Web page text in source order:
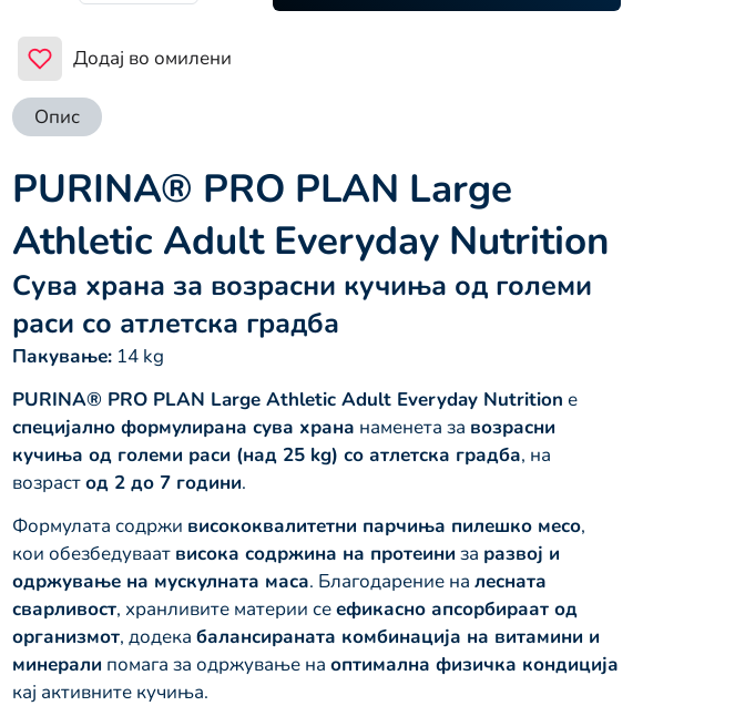
Додај во омилени
Опис
PURINA® PRO PLAN Large
Athletic Adult Everyday Nutrition
Сува храна за возрасни кучиња од големи
раси со атлетска градба
Пакување:14 kg
PURINA® PRO PLAN Large Athletic Adult Everyday Nutrition е
специјално формулирана сува храна наменета за возрасни
кучиња од големи раси (над 25 kg) со атлетска градба, на
возрастод 2 до 7 години.
Формулата содржи висококвалитетни парчиња пилешко месо,
кои обезбедуваат висока содржина на протеини за развој и
одржување на мускулната маса. Благодарение на лесната
сварливост, хранливите материи сеефикасно апсорбираат од
организмот, додека балансираната комбинација на витамини и
минерали помага за одржување на оптимална физичка кондиција
кај активните кучиња.